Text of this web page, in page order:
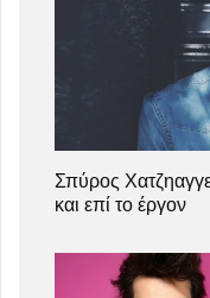
Σπύρος
και επί το έργον